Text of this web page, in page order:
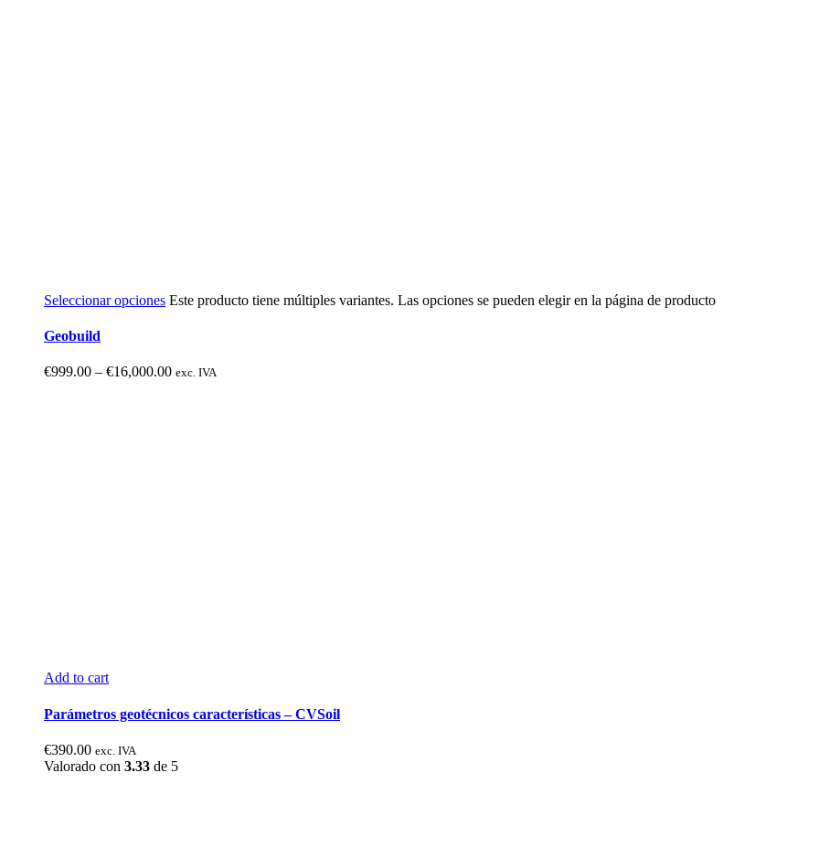
Seleccionar opciones Este producto tiene múltiples variantes. Las opciones se pueden elegir en la página de producto
Geobuild
€999.00 – €16,000.00 exc. IVA
Add to cart
Parámetros geotécnicos características – CVSoil
€390.00 exc. IVA
Valorado con 3.33 de 5